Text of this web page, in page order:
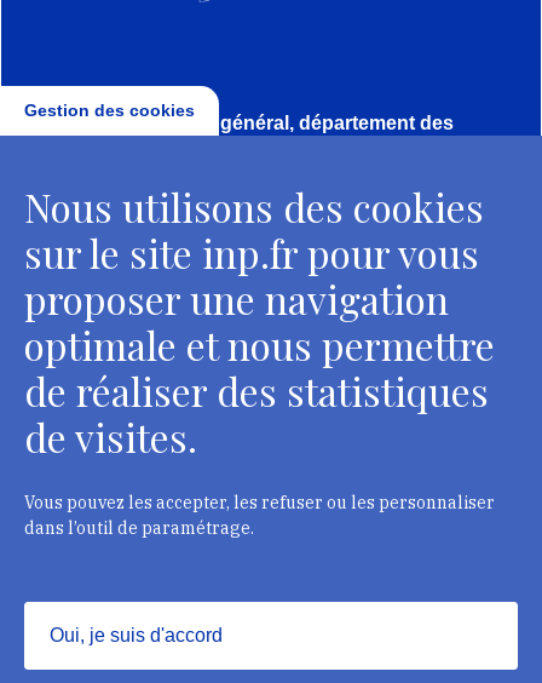
Direction, secrétariat général, département des
2 rue Vivienne - 75002 Paris
Tél. : + 33 1 44 41 16 41
Contacts
Département des restaurateurs
124 rue Henri Barbusse - 93300 Aubervilliers
Contacts
Gestion des cookies
Nous utilisons des cookies
sur le site inp.fr pour vous
proposer une navigation
optimale et nous permettre
de réaliser des statistiques
de visites.
Vous pouvez les accepter, les refuser ou les personnaliser
dans l’outil de paramétrage.
Oui, je suis d'accord
Masquer